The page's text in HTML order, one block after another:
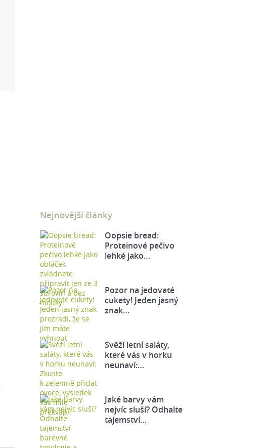
Nejnovější články
Oopsie bread:
Proteinové pečivo
lehké jako…
Pozor na jedovaté
cukety! Jeden jasný
znak…
Svěží letní saláty,
které vás v horku
neunaví:…
Jaké barvy vám
nejvíc sluší? Odhalte
tajemství…